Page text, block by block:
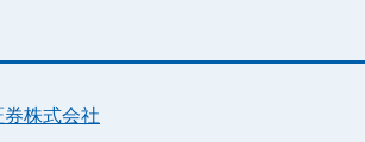
株式会社